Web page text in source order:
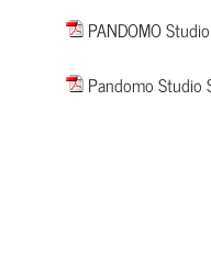
PANDOMO
Pandomo Studio